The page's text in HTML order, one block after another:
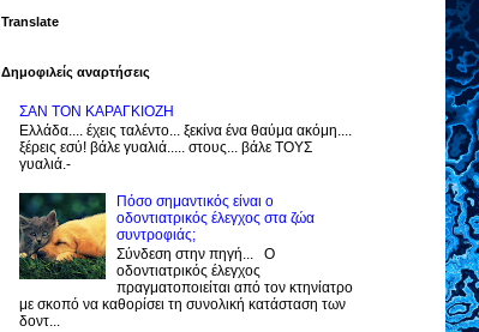
Translate
Δημοφιλείς αναρτήσεις
ΣΑΝ ΤΟΝ ΚΑΡΑΓΚΙΟΖΗ
Ελλάδα.... έχεις ταλέντο... ξεκίνα ένα θαύμα ακόμη....
ξέρεις εσύ! βάλε γυαλιά..... στους... βάλε ΤΟΥΣ
γυαλιά.-
Πόσο σημαντικός είναι ο
οδοντιατρικός έλεγχος στα ζώα
συντροφιάς;
Σύνδεση στην πηγή... Ο
οδοντιατρικός έλεγχος
πραγματοποιείται από τον κτηνίατρο
με σκοπό να καθορίσει τη συνολική κατάσταση των
δοντ...